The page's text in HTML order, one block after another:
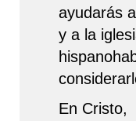
ayudarás
y a la
En Cristo,